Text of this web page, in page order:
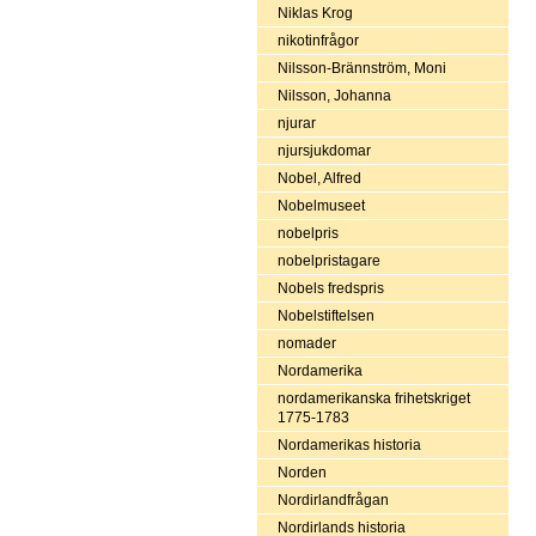
Niklas Krog
nikotinfrågor
Nilsson-Brännström, Moni
Nilsson, Johanna
njurar
njursjukdomar
Nobel, Alfred
Nobelmuseet
nobelpris
nobelpristagare
Nobels fredspris
Nobelstiftelsen
nomader
Nordamerika
nordamerikanska frihetskriget
1775-1783
Nordamerikas historia
Norden
Nordirlandfrågan
Nordirlands historia